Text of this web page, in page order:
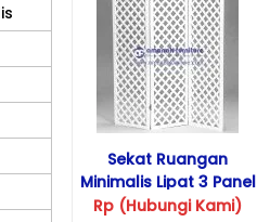
Sekat Ruangan
Minimalis Lipat 3 Panel
Motif Silang
Rp (Hubungi Kami)